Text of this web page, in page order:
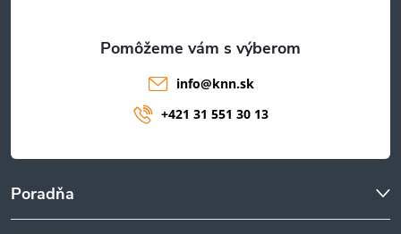
Poradňa
info@knn.sk
+421 31 551 30 13